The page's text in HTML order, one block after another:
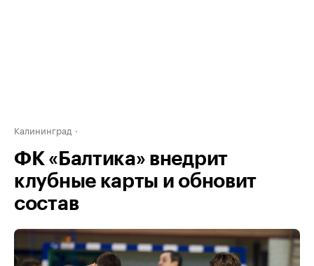
Калининград
ФК «Балтика» внедрит
клубные карты и обновит
состав